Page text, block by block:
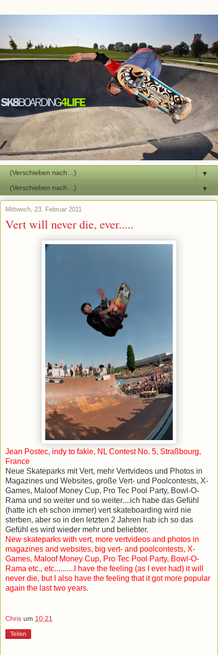
▼
▼
Mittwoch, 23. Februar 2011
Vert will never die, ever.....
Jean Postec, indy to fakie, NL Contest No. 5, Straßbourg,
France
Neue Skateparks mit Vert, mehr Vertvideos und Photos in
Magazines und Websites, große Vert- und Poolcontests, X-
Games, Maloof Money Cup, Pro Tec Pool Party, Bowl-O-
Rama und so weiter und so weiter....ich habe das Gefühl
(hatte ich eh schon immer) vert skateboarding wird nie
sterben, aber so in den letzten 2 Jahren hab ich so das
Gefühl es wird wieder mehr und beliebter.
New skateparks with vert, more vertvideos and photos in
magazines and websites, big vert- and poolcontests, X-
Games, Maloof Money Cup, Pro Tec Pool Party, Bowl-O-
Rama etc., etc..........I have the feeling (as I ever had) it will
never die, but I also have the feeling that it got more popular
again the last two years.
Chris um 10:21
Teilen